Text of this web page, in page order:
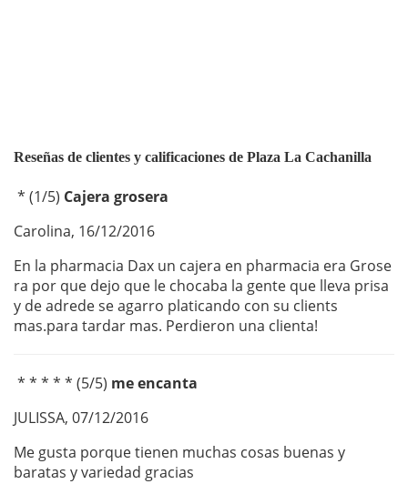
Reseñas de clientes y calificaciones de Plaza La Cachanilla
* (1/5) Cajera grosera
Carolina, 16/12/2016
En la pharmacia Dax un cajera en pharmacia era Grose
ra por que dejo que le chocaba la gente que lleva prisa
y de adrede se agarro platicando con su clients
mas.para tardar mas. Perdieron una clienta!
* * * * * (5/5) me encanta
JULISSA, 07/12/2016
Me gusta porque tienen muchas cosas buenas y
baratas y variedad gracias